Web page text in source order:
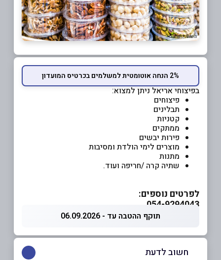
2% הנחה אוטומטית למשלמים בכרטיס המועדון
בפיצוחי אריאל ניתן למצוא:
פיצוחים
תבלינים
קטניות
ממתקים
פירות יבשים
מוצרים לימי הולדת ומסיבות
מתנות
שתיה קרה /חריפה ועוד.
לפרטים נוספים:
054-9294043
תוקף ההטבה עד - 06.09.2026
חשוב לדעת